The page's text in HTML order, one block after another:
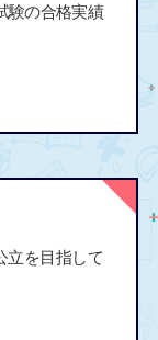
験の合格実績
立を目指して